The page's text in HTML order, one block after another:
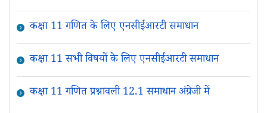
कक्षा 11 गणित के लिए एनसीईआरटी समाधान
कक्षा 11 सभी विषयों के लिए एनसीईआरटी समाधान
कक्षा 11 गणित प्रश्नावली 12.1 समाधान अंग्रेजी में